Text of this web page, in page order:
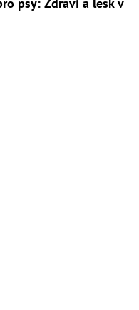
psy: Zdraví a lesk v